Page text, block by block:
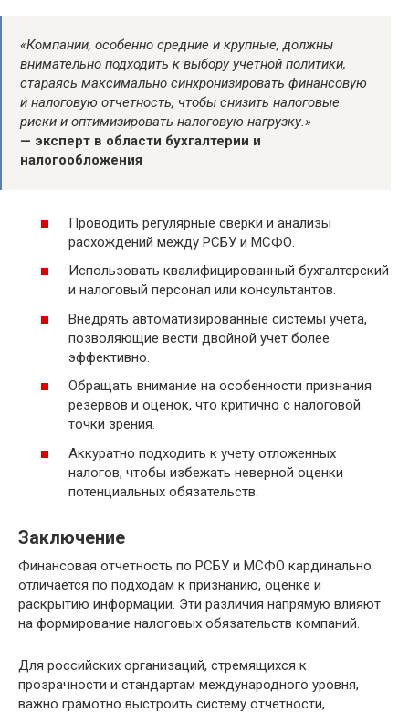
«Компании, особенно средние и крупные, должны
внимательно подходить к выбору учетной политики,
стараясь максимально синхронизировать финансовую
и налоговую отчетность, чтобы снизить налоговые
риски и оптимизировать налоговую нагрузку.»
— эксперт в области бухгалтерии и
налогообложения
Проводить регулярные сверки и анализы
расхождений между РСБУ и МСФО.
Использовать квалифицированный бухгалтерский
и налоговый персонал или консультантов.
Внедрять автоматизированные системы учета,
позволяющие вести двойной учет более
эффективно.
Обращать внимание на особенности признания
резервов и оценок, что критично с налоговой
точки зрения.
Аккуратно подходить к учету отложенных
налогов, чтобы избежать неверной оценки
потенциальных обязательств.
Заключение
Финансовая отчетность по РСБУ и МСФО кардинально
отличается по подходам к признанию, оценке и
раскрытию информации. Эти различия напрямую влияют
на формирование налоговых обязательств компаний.
Для российских организаций, стремящихся к
прозрачности и стандартам международного уровня,
важно грамотно выстроить систему отчетности,